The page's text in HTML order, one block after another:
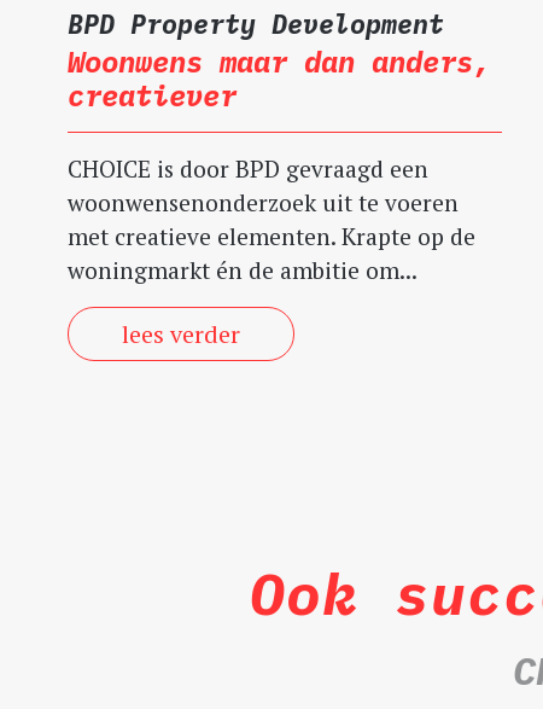
BPD Property Development
Woonwens maar dan anders,
creatiever
CHOICE is door BPD gevraagd een
woonwensenonderzoek uit te voeren
met creatieve elementen. Krapte op de
woningmarkt én de ambitie om...
lees verder
Ook